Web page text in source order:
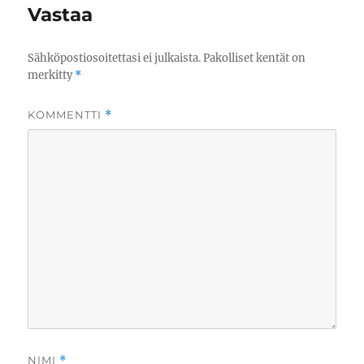
Vastaa
Sähköpostiosoitettasi ei julkaista. Pakolliset kentät on
merkitty*
KOMMENTTI *
NIMI *